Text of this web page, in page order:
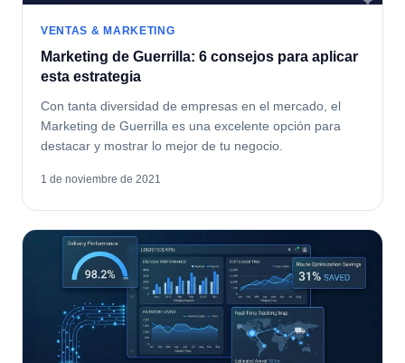
VENTAS & MARKETING
Marketing de Guerrilla: 6 consejos para aplicar
esta estrategia
Con tanta diversidad de empresas en el mercado, el
Marketing de Guerrilla es una excelente opción para
destacar y mostrar lo mejor de tu negocio.
1 de noviembre de 2021